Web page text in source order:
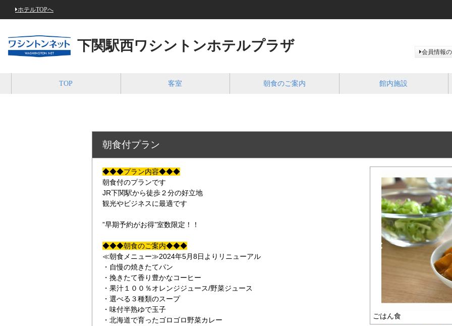
ホテルTOPへ
下関駅西ワシントンホテルプラザ 会員情報
TOP 客室 朝食のご案内 館内施設
朝食付プラン
◆◆◆プラン内容◆◆◆
朝食付のプランです
JR下関駅から徒歩２分の好立地
観光やビジネスに最適です
”早期予約がお得”室数限定！！
◆◆◆朝食のご案内◆◆◆
≪朝食メニュー≫2024年5月8日よりリニューアル
・自慢の焼きたてパン
・挽きたて香り豊かなコーヒー
・果汁１００％オレンジジュース/野菜ジュース
・選べる３種類のスープ
・味付半熟ゆで玉子
・北海道で育ったゴロゴロ野菜カレー
パン食 ごはん食